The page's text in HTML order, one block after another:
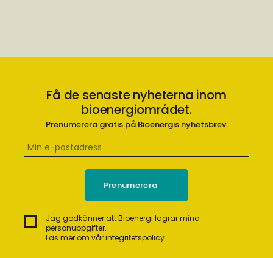
Få de senaste nyheterna inom
bioenergiområdet.
Prenumerera gratis på Bioenergis nyhetsbrev.
Jag godkänner att Bioenergi lagrar mina
personuppgifter.
Läs mer om vår integritetspolicy